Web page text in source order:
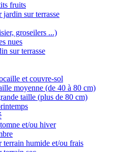
fruits
jardin sur terrasse
groseilers ...)
nues
sur terrasse
et couvre-sol
moyenne (de 40 à 80 cm)
taille (plus de 80 cm)
et/ou hiver
terrain humide et/ou frais